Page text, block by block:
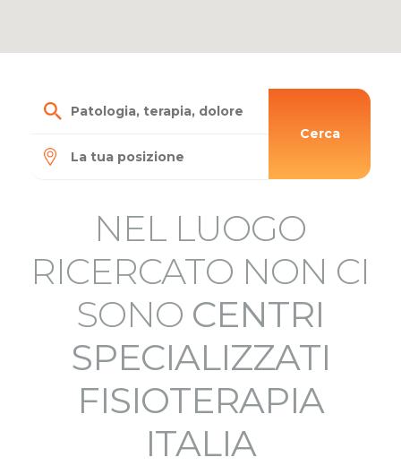
3
Cerca
NEL LUOGO
RICERCATO NON CI
SONO CENTRI
SPECIALIZZATI
FISIOTERAPIA
ITALIA